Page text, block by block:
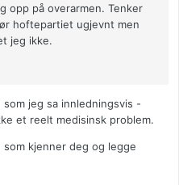
opp på overarmen. Tenker
hoftepartiet ugjevnt men
jeg ikke.
jeg sa innledningsvis -
et reelt medisinsk problem.
kjenner deg og legge